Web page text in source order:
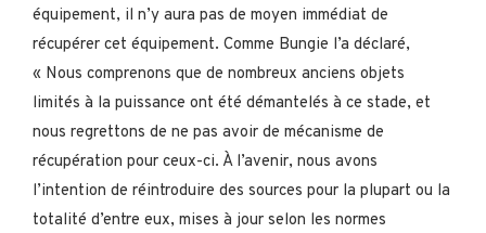
équipement, il n’y aura pas de moyen immédiat de
récupérer cet équipement. Comme Bungie l’a déclaré,
« Nous comprenons que de nombreux anciens objets
limités à la puissance ont été démantelés à ce stade, et
nous regrettons de ne pas avoir de mécanisme de
récupération pour ceux-ci. À l’avenir, nous avons
l’intention de réintroduire des sources pour la plupart ou la
totalité d’entre eux, mises à jour selon les normes